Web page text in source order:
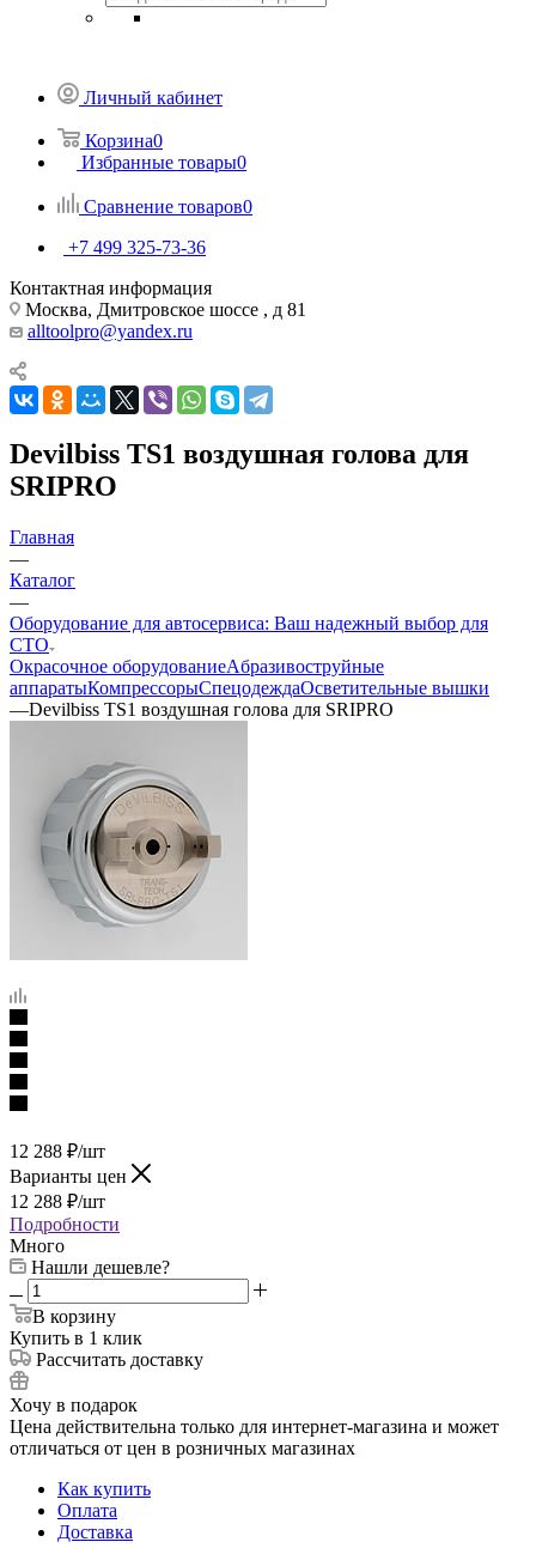
Личный кабинет
Корзина0
Избранные товары0
Сравнение товаров0
+7 499 325-73-36
Контактная информация
Москва, Дмитровское шоссе , д 81
alltoolpro@yandex.ru
Devilbiss TS1 воздушная голова для
SRIPRO
Главная
—
Каталог
—
Оборудование для автосервиса: Ваш надежный выбор для
СТО
Окрасочное оборудованиеAбразивоструйные
аппаратыКомпрессорыСпецодеждаОсветительные вышки
—Devilbiss TS1 воздушная голова для SRIPRO
12 288 ₽/шт
Варианты цен
12 288 ₽/шт
Подробности
Много
Нашли дешевле?
В корзину
Купить в 1 клик
Рассчитать доставку
Хочу в подарок
Цена действительна только для интернет-магазина и может
отличаться от цен в розничных магазинах
Как купить
Оплата
Доставка